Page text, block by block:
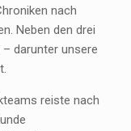
nach
Neben den drei
darunter unsere
reiste nach